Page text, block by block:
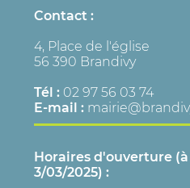
Contact :
4, Place de l'église
56 390 Brandivy
Tél : 02 97 56 03 74
E-mail :
Horaires d'ouverture
3/03/2025) :